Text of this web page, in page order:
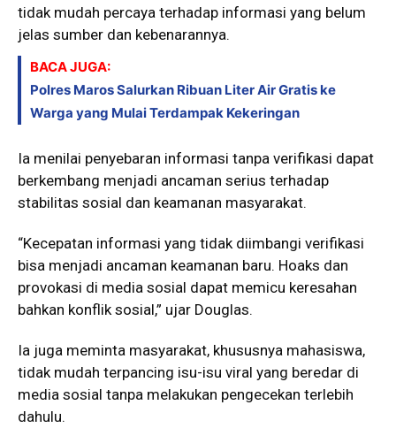
tidak mudah percaya terhadap informasi yang belum
jelas sumber dan kebenarannya.
BACA JUGA:
Polres Maros Salurkan Ribuan Liter Air Gratis ke
Warga yang Mulai Terdampak Kekeringan
Ia menilai penyebaran informasi tanpa verifikasi dapat
berkembang menjadi ancaman serius terhadap
stabilitas sosial dan keamanan masyarakat.
“Kecepatan informasi yang tidak diimbangi verifikasi
bisa menjadi ancaman keamanan baru. Hoaks dan
provokasi di media sosial dapat memicu keresahan
bahkan konflik sosial,” ujar Douglas.
Ia juga meminta masyarakat, khususnya mahasiswa,
tidak mudah terpancing isu-isu viral yang beredar di
media sosial tanpa melakukan pengecekan terlebih
dahulu.